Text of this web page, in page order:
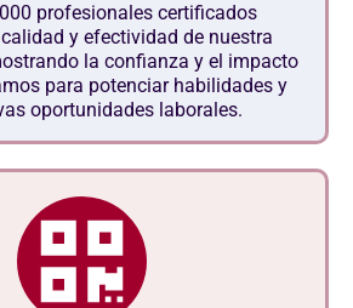
profesionales certificados
y efectividad de nuestra
la confianza y el impacto
para potenciar habilidades y
oportunidades laborales.